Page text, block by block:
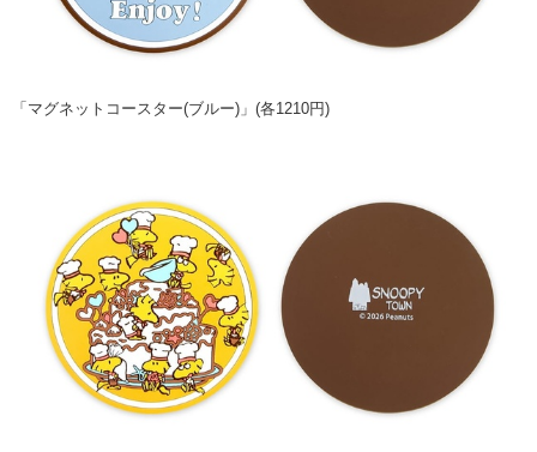
「マグネットコースター(ブルー)」(各1210円)